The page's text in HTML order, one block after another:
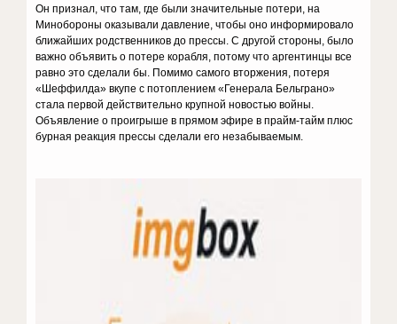
Он признал, что там, где были значительные потери, на
Минобороны оказывали давление, чтобы оно информировало
ближайших родственников до прессы. С другой стороны, было
важно объявить о потере корабля, потому что аргентинцы все
равно это сделали бы. Помимо самого вторжения, потеря
«Шеффилда» вкупе с потоплением «Генерала Бельграно»
стала первой действительно крупной новостью войны.
Объявление о проигрыше в прямом эфире в прайм-тайм плюс
бурная реакция прессы сделали его незабываемым.